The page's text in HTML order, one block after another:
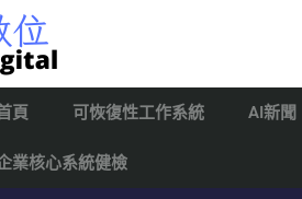
頁 可恢復性工作系統 AI新聞
業核心系統健檢